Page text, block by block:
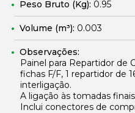
Peso Bruto (Kg): 0.95
Volume (m³): 0.003
Observações:
Painel para Repartidor de
fichas F/F, 1 repartidor de
interligação.
A ligação às tomadas
Inclui conectores de